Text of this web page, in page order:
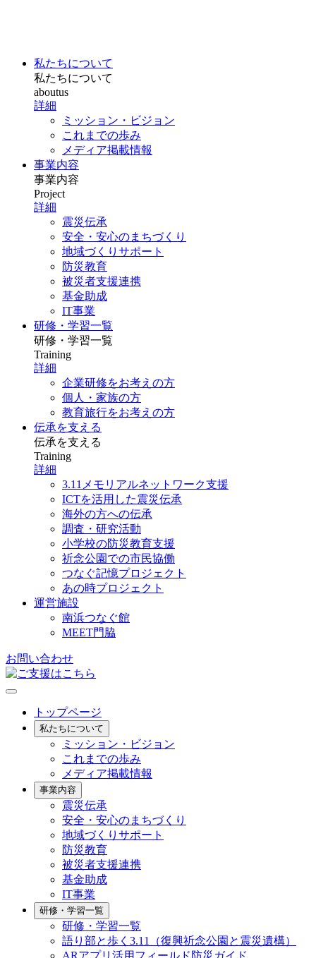
私たちについて
私たちについて
aboutus
詳細
ミッション・ビジョン
これまでの歩み
メディア掲載情報
事業内容
事業内容
Project
詳細
震災伝承
安全・安心のまちづくり
地域づくりサポート
防災教育
被災者支援連携
基金助成
IT事業
研修・学習一覧
研修・学習一覧
Training
詳細
企業研修をお考えの方
個人・家族の方
教育旅行をお考えの方
伝承を支える
伝承を支える
Training
詳細
3.11メモリアルネットワーク支援
ICTを活用した震災伝承
海外の方への伝承
調査・研究活動
小学校の防災教育支援
祈念公園での市民協働
つなぐ記憶プロジェクト
あの時プロジェクト
運営施設
南浜つなぐ館
MEET門脇
お問い合わせ
トップページ
私たちについて
ミッション・ビジョン
これまでの歩み
メディア掲載情報
事業内容
震災伝承
安全・安心のまちづくり
地域づくりサポート
防災教育
被災者支援連携
基金助成
IT事業
研修・学習一覧
研修・学習一覧
語り部と歩く3.11（復興祈念公園と震災遺構）
ARアプリ活用フィールド防災ガイド